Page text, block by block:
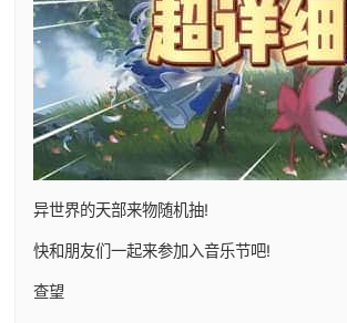
异世界的天部来物随机抽!
快和朋友们一起来参加入音乐节吧!
查望